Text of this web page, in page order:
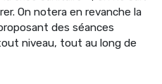
On notera en revanche la
des séances
niveau, tout au long de